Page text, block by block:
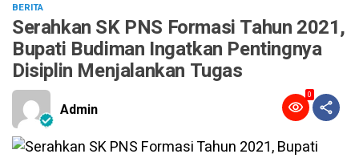
BERITA
Serahkan SK PNS Formasi Tahun 2021,
Bupati Budiman Ingatkan Pentingnya
Disiplin Menjalankan Tugas
Admin
0